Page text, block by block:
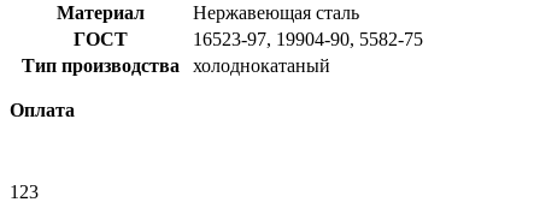
Материал
Нержавеющая сталь
ГОСТ
16523-97, 19904-90, 5582-75
Тип производства
холоднокатаный
Оплата
123